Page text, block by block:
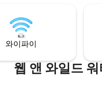
와이파이
웹 앤 와일드